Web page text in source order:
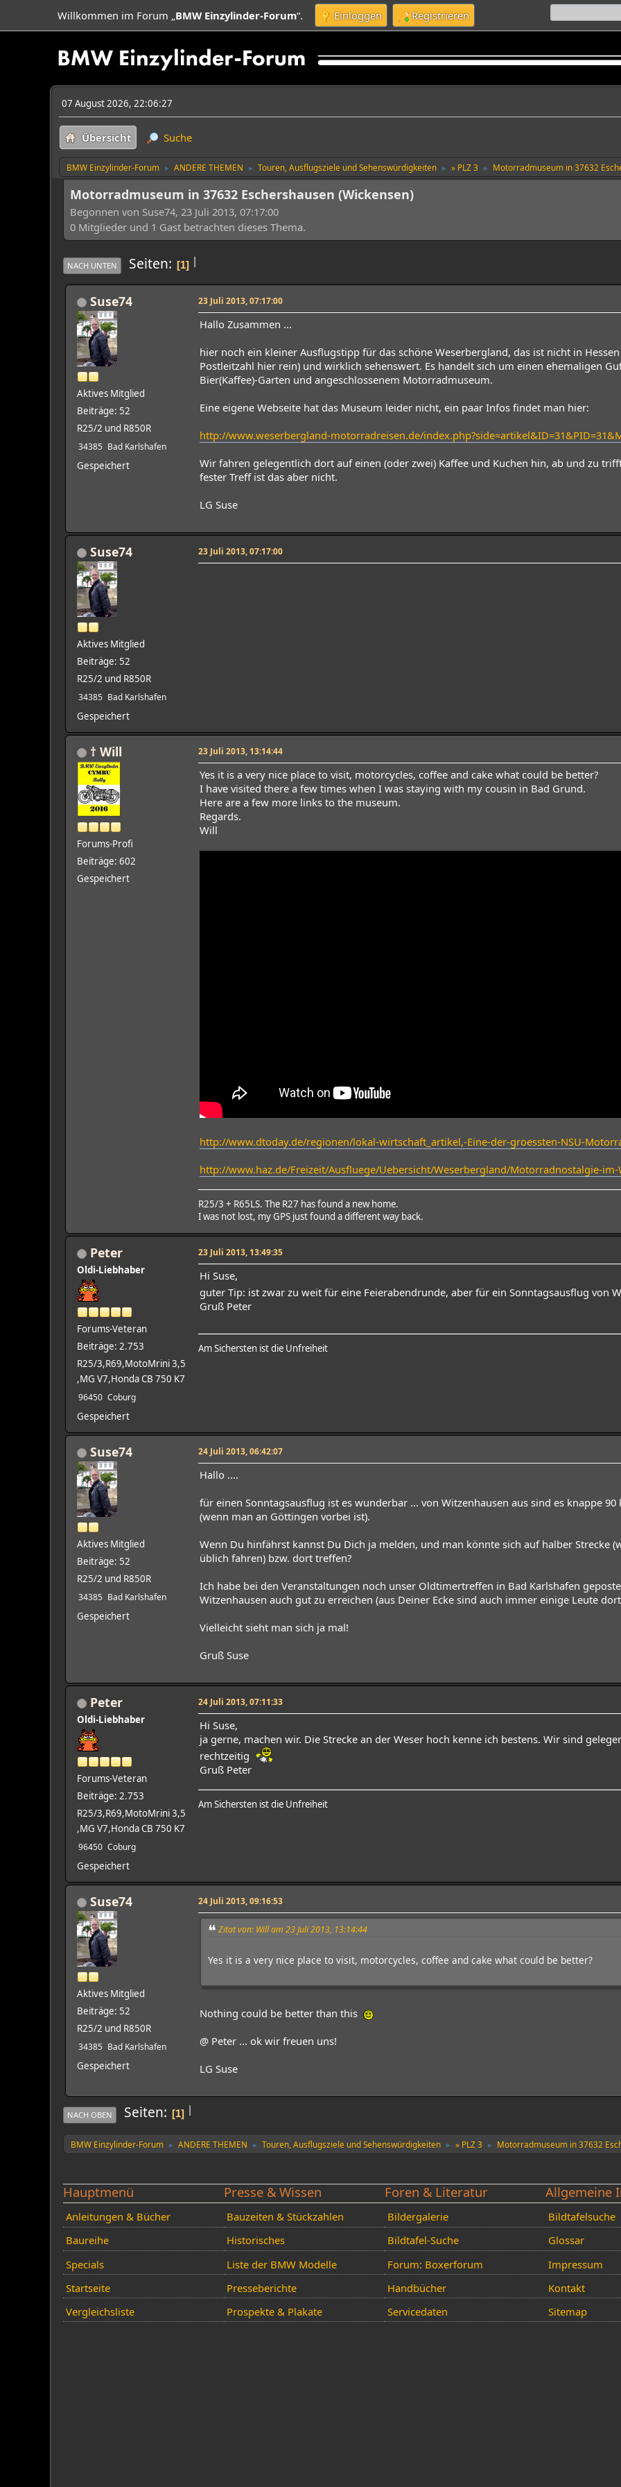
Willkommen im Forum „BMW Einzylinder-Forum“. Einloggen Registrieren
07 August 2026, 22:06:27
Übersicht Suche
BMW Einzylinder-Forum ► ANDERE THEMEN ► Touren, Ausflugsziele und Sehenswürdigkeiten ► » PLZ 3 ► Motorradmuseum in 37632
Motorradmuseum in 37632 Eschershausen (Wickensen)
Begonnen von Suse74, 23 Juli 2013, 07:17:00
0 Mitglieder und 1 Gast betrachten dieses Thema.
|
NACH UNTEN Seiten 1
Suse74
Aktives Mitglied
Beiträge: 52
R25/2 und R850R
34385 Bad Karlshafen
Gespeichert
23 Juli 2013, 07:17:00
Hallo Zusammen ...
hier noch ein kleiner Ausflugstipp für das schöne Weserbergland, das ist nicht in
Postleitzahl hier rein) und wirklich sehenswert. Es handelt sich um einen ehemaligen
Bier(Kaffee)-Garten und angeschlossenem Motorradmuseum.
Eine eigene Webseite hat das Museum leider nicht, ein paar Infos findet man hier:
http://www.weserbergland-motorradreisen.de/
Wir fahren gelegentlich dort auf einen (oder zwei) Kaffee und Kuchen hin, ab und zu
fester Treff ist das aber nicht.
LG Suse
Suse74
Aktives Mitglied
Beiträge: 52
R25/2 und R850R
34385 Bad Karlshafen
Gespeichert
23 Juli 2013, 07:17:00
† Will
Forums-Profi
Beiträge: 602
Gespeichert
23 Juli 2013, 13:14:44
Yes it is a very nice place to visit, motorcycles, coffee and cake what could be better?
I have visited there a few times when I was staying with my cousin in Bad Grund.
Here are a few more links to the museum.
Regards.
Will
http://www.dtoday.de/regionen/lokal-wirtschaft_artikel,-Eine-der-groessten-NSU-
http://www.haz.de/Freizeit/Ausfluege/Uebersicht/Weserbergland/Motorradnostalgie-
R25/3 + R65LS. The R27 has found a new home.
I was not lost, my GPS just found a different way back.
Peter
Oldi-Liebhaber
Forums-Veteran
Beiträge: 2.753
R25/3,R69,MotoMrini 3,5
,MG V7,Honda CB 750 K7
96450 Coburg
Gespeichert
23 Juli 2013, 13:49:35
Hi Suse,
guter Tip: ist zwar zu weit für eine Feierabendrunde, aber für ein Sonntagsausflug von
Gruß Peter
Am Sichersten ist die Unfreiheit
Suse74
Aktives Mitglied
Beiträge: 52
R25/2 und R850R
34385 Bad Karlshafen
Gespeichert
24 Juli 2013, 06:42:07
Hallo ....
für einen Sonntagsausflug ist es wunderbar ... von Witzenhausen aus sind es knappe
(wenn man an Göttingen vorbei ist).
Wenn Du hinfährst kannst Du Dich ja melden, und man könnte sich auf halber Strecke
üblich fahren) bzw. dort treffen?
Ich habe bei den Veranstaltungen noch unser Oldtimertreffen in Bad Karlshafen
Witzenhausen auch gut zu erreichen (aus Deiner Ecke sind auch immer einige Leute
Vielleicht sieht man sich ja mal!
Gruß Suse
Peter
Oldi-Liebhaber
Forums-Veteran
Beiträge: 2.753
R25/3,R69,MotoMrini 3,5
,MG V7,Honda CB 750 K7
96450 Coburg
Gespeichert
24 Juli 2013, 07:11:33
Hi Suse,
ja gerne, machen wir. Die Strecke an der Weser hoch kenne ich bestens. Wir sind
rechtzeitig
Gruß Peter
Am Sichersten ist die Unfreiheit
Suse74
Aktives Mitglied
Beiträge: 52
R25/2 und R850R
34385 Bad Karlshafen
Gespeichert
24 Juli 2013, 09:16:53
Zitat von: Will am 23 Juli 2013, 13:14:44
Yes it is a very nice place to visit, motorcycles, coffee and cake what could be better?
Nothing could be better than this
@ Peter ... ok wir freuen uns!
LG Suse
|
NACH OBEN Seiten 1
BMW Einzylinder-Forum ► ANDERE THEMEN ► Touren, Ausflugsziele und Sehenswürdigkeiten ► » PLZ 3 ► Motorradmuseum in 37632
Hauptmenü
Anleitungen & Bücher
Baureihe
Specials
Startseite
Vergleichsliste
Presse & Wissen
Bauzeiten & Stückzahlen
Historisches
Liste der BMW Modelle
Presseberichte
Prospekte & Plakate
Foren & Literatur
Bildergalerie
Bildtafel-Suche
Forum: Boxerforum
Handbücher
Servicedaten
Allgemeine
Bildtafelsuche
Glossar
Impressum
Kontakt
Sitemap